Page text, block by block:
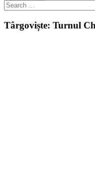
Târgoviște: Turnul